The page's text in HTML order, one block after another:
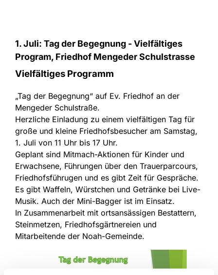
1. Juli: Tag der Begegnung - Vielfältiges
Program, Friedhof Mengeder Schulstrasse
Vielfältiges Programm
„Tag der Begegnung“ auf Ev. Friedhof an der
Mengeder Schulstraße.
Herzliche Einladung zu einem vielfältigen Tag für
große und kleine Friedhofsbesucher am Samstag,
1. Juli von 11 Uhr bis 17 Uhr.
Geplant sind Mitmach-Aktionen für Kinder und
Erwachsene, Führungen über den Trauerparcours,
Friedhofsführugen und es gibt Zeit für Gespräche.
Es gibt Waffeln, Würstchen und Getränke bei Live-
Musik. Auch der Mini-Bagger ist im Einsatz.
In Zusammenarbeit mit ortsansässigen Bestattern,
Steinmetzen, Friedhofsgärtnereien und
Mitarbeitende der Noah-Gemeinde.